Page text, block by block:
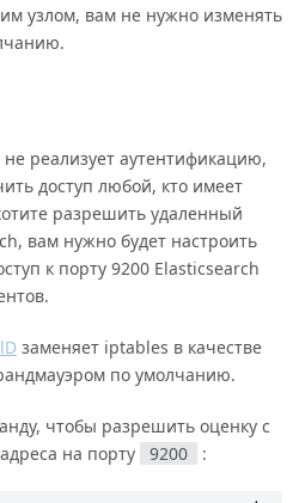
узлом, вам не нужно изменять
реализует аутентификацию,
доступ любой, кто имеет
разрешить удаленный
вам нужно будет настроить
к порту 9200 Elasticsearch
заменяет iptables в качестве
по умолчанию.
чтобы разрешить оценку с
на порту
9200 :